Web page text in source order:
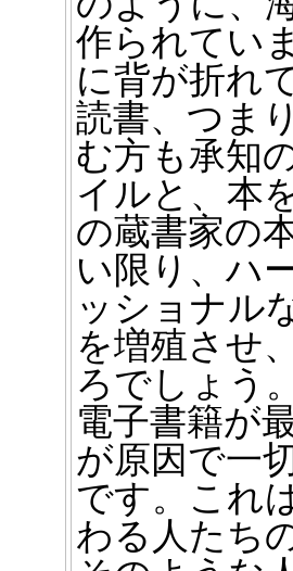
作られてい
に背が折れ
読書、つま
む方も承知
イルと、本
の蔵書家の
い限り、ハ
ッショナル
を増殖させ
ろでしょう
電子書籍が
が原因で一
です。これ
わる人たち